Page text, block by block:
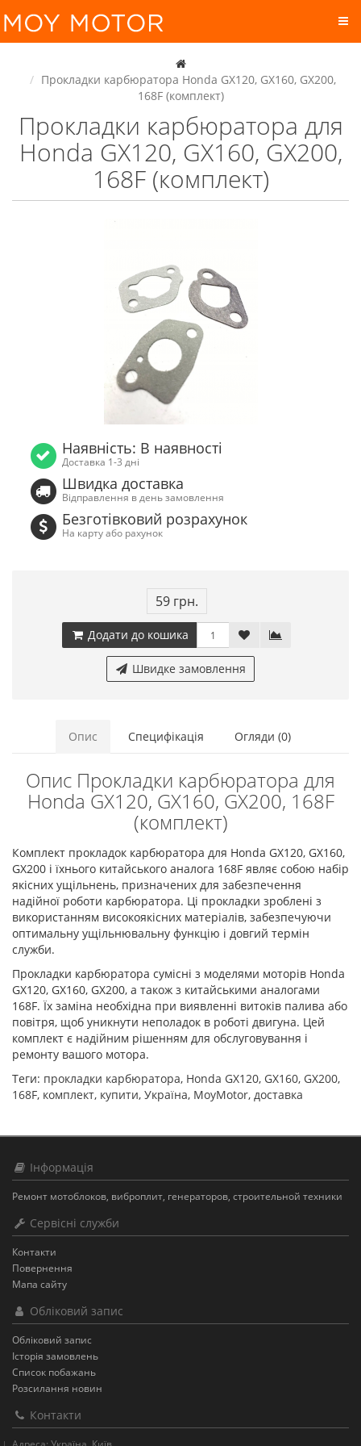
Прокладки карбюратора Honda GX120, GX160, GX200,
168F (комплект)
Прокладки карбюратора для
Honda GX120, GX160, GX200,
168F (комплект)
Наявність: В наявності
Доставка 1-3 дні
Швидка доставка
Відправлення в день замовлення
Безготівковий розрахунок
На карту або рахунок
59 грн.
Додати до кошика
Швидке замовлення
Опис Специфікація Огляди (0)
Опис Прокладки карбюратора для
Honda GX120, GX160, GX200, 168F
(комплект)
Комплект прокладок карбюратора для Honda GX120, GX160,
GX200 і їхнього китайського аналога 168F являє собою набір
якісних ущільнень, призначених для забезпечення
надійної роботи карбюратора. Ці прокладки зроблені з
використанням високоякісних матеріалів, забезпечуючи
оптимальну ущільнювальну функцію і довгий термін
служби.
Прокладки карбюратора сумісні з моделями моторів Honda
GX120, GX160, GX200, а також з китайськими аналогами
168F. Їх заміна необхідна при виявленні витоків палива або
повітря, щоб уникнути неполадок в роботі двигуна. Цей
комплект є надійним рішенням для обслуговування і
ремонту вашого мотора.
Теги: прокладки карбюратора, Honda GX120, GX160, GX200,
168F, комплект, купити, Україна, MoyMotor, доставка
Інформація
Ремонт мотоблоков, виброплит, генераторов, строительной техники
Сервісні служби
Контакти
Повернення
Мапа сайту
Обліковий запис
Обліковий запис
Історія замовлень
Список побажань
Розсилання новин
Контакти